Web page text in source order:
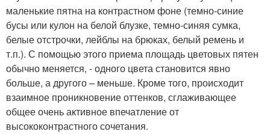
маленькие пятна на контрастном фоне (темно-синие
бусы или кулон на белой блузке, темно-синяя сумка,
белые отстрочки, лейблы на брюках, белый ремень и
т.п.). С помощью этого приема площадь цветовых пятен
обычно меняется, - одного цвета становится явно
больше, а другого – меньше. Кроме того, происходит
взаимное проникновение оттенков, сглаживающее
общее очень активное впечатление от
высококонтрастного сочетания.